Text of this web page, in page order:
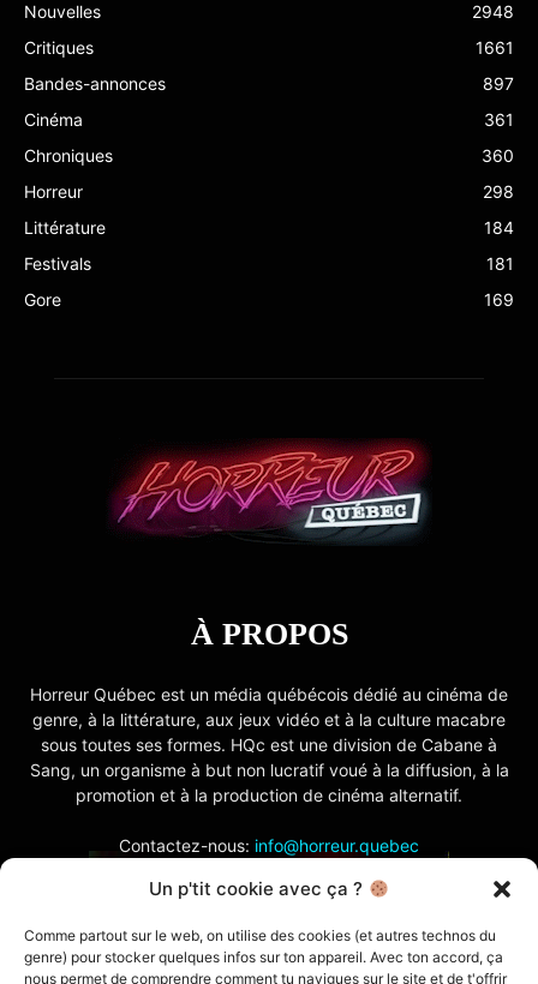
Un p'tit cookie avec ça ?
Comme partout sur le web, on utilise des cookies (et autres technos du
genre) pour stocker quelques infos sur ton appareil. Avec ton accord, ça
nous permet de comprendre comment tu navigues sur le site et de t'offrir
Nouvelles
2948
Critiques
1661
Bandes-annonces
897
Cinéma
361
Chroniques
360
Horreur
298
Littérature
184
Festivals
181
Gore
169
À PROPOS
Horreur Québec est un média québécois dédié au cinéma de
genre, à la littérature, aux jeux vidéo et à la culture macabre
sous toutes ses formes. HQc est une division de Cabane à
Sang, un organisme à but non lucratif voué à la diffusion, à la
promotion et à la production de cinéma alternatif.
Contactez-nous: info@horreur.quebec
SUIVEZ NOUS